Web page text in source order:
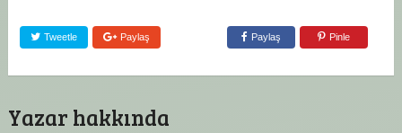
Tweetle Paylaş Paylaş Pinle
Yazar hakkında